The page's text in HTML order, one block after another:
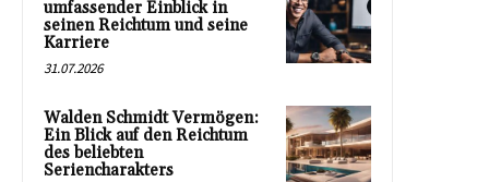
umfassender Einblick in
seinen Reichtum und seine
Karriere
31.07.2026
Walden Schmidt Vermögen:
Ein Blick auf den Reichtum
des beliebten
Seriencharakters